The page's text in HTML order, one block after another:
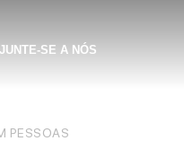
JUNTE-SE A NÓS
PESSOAS